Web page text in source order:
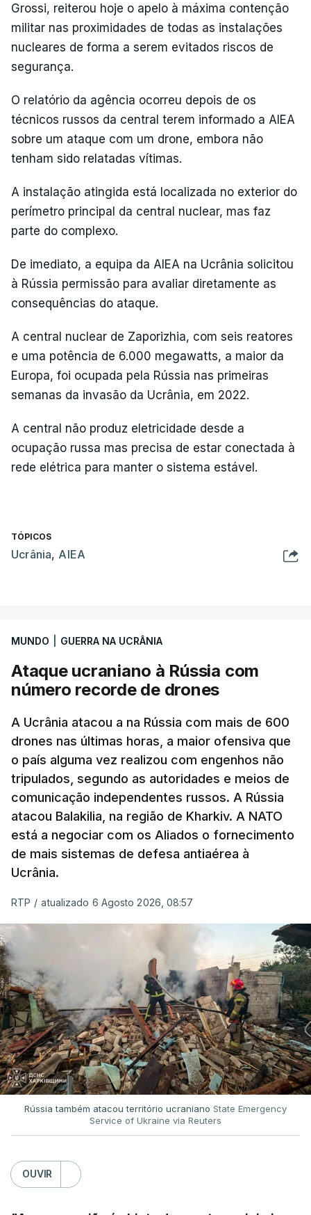
Grossi, reiterou hoje o apelo à máxima contenção
militar nas proximidades de todas as instalações
nucleares de forma a serem evitados riscos de
segurança.
O relatório da agência ocorreu depois de os
técnicos russos da central terem informado a AIEA
sobre um ataque com um drone, embora não
tenham sido relatadas vítimas.
A instalação atingida está localizada no exterior do
perímetro principal da central nuclear, mas faz
parte do complexo.
De imediato, a equipa da AIEA na Ucrânia solicitou
à Rússia permissão para avaliar diretamente as
consequências do ataque.
A central nuclear de Zaporizhia, com seis reatores
e uma potência de 6.000 megawatts, a maior da
Europa, foi ocupada pela Rússia nas primeiras
semanas da invasão da Ucrânia, em 2022.
A central não produz eletricidade desde a
ocupação russa mas precisa de estar conectada à
rede elétrica para manter o sistema estável.
TÓPICOS
Ucrânia, AIEA
MUNDO GUERRA NA UCRÂNIA
Ataque ucraniano à Rússia com
número recorde de drones
A Ucrânia atacou a na Rússia com mais de 600
drones nas últimas horas, a maior ofensiva que
o país alguma vez realizou com engenhos não
tripulados, segundo as autoridades e meios de
comunicação independentes russos. A Rússia
atacou Balakilia, na região de Kharkiv. A NATO
está a negociar com os Aliados o fornecimento
de mais sistemas de defesa antiaérea à
Ucrânia.
RTP / atualizado 6 Agosto 2026, 08:57
Rússia também atacou território ucraniano State Emergency
Service of Ukraine via Reuters
OUVIR